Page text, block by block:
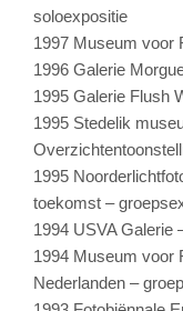
soloexpositie
1997 Museum voor
1996 Galerie
1995 Galerie Flush
1995 Stedelik
1995
toekomst –
1994 USVA Galerie
1994 Museum voor
Nederlanden –